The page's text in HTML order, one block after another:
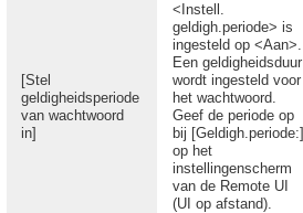
[Stel
geldigheidsperiode
van wachtwoord
in]
<Instell.
geldigh.periode> is
ingesteld op <Aan>.
Een geldigheidsduur
wordt ingesteld voor
het wachtwoord.
Geef de periode op
bij [Geldigh.periode:]
op het
instellingenscherm
van de Remote UI
(UI op afstand).